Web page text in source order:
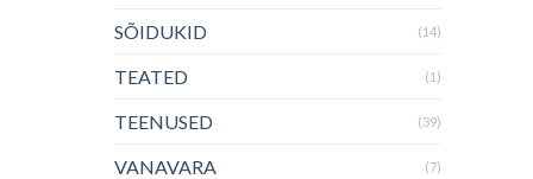
SÕIDUKID (14)
TEATED (1)
TEENUSED (39)
VANAVARA (7)